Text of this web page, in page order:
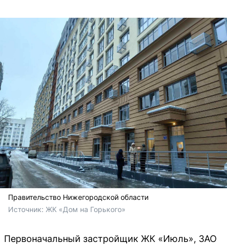
Правительство Нижегородской области
Источник: ЖК «Дом на Горького»
Первоначальный застройщик ЖК «Июль», ЗАО